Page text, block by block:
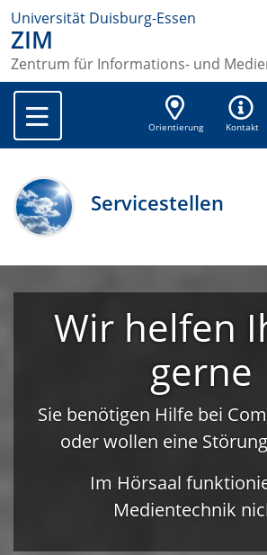
Universität Duisburg-Essen
ZIM
Zentrum für Informations- und
Orientierung Kontakt
Servicestellen
Wir helfen
gerne
Sie benötigen Hilfe bei
oder wollen eine
Im Hörsaal
Medientechnik